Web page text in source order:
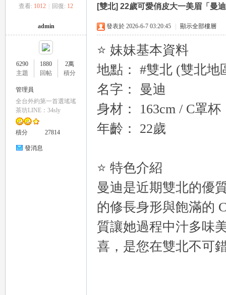
› ›
查看: 1012 回復: 12 [雙北] 22歲可愛俏皮大一美眉「曼
admin
6290
主題
1880
回帖
2萬
積分
管理員
全台外約第一首選瑤瑤
茶坊LINE：34sly
積分 27814
發消息
發表於 2026-6-7 03:20:45 顯示全部樓層
⭐ 妹妹基本資料
地點： #雙北 (雙北地
名字： 曼迪
身材： 163cm / C罩杯
年齡： 22歲
⭐ 特色介紹
曼迪是近期雙北的優
的修長身形與飽滿的
質讓她過程中汁多味
喜，是您在雙北不可